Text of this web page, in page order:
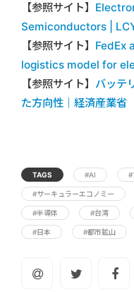
【参照サイト】
Semiconductors |
【参照サイト】 FedEx
logistics model for
【参照サイト】 バッテ
た方向性｜経済産業省
TAGS #AI #
#サーキュラーエコノミー
#半導体 #台湾
#日本 #都市鉱山